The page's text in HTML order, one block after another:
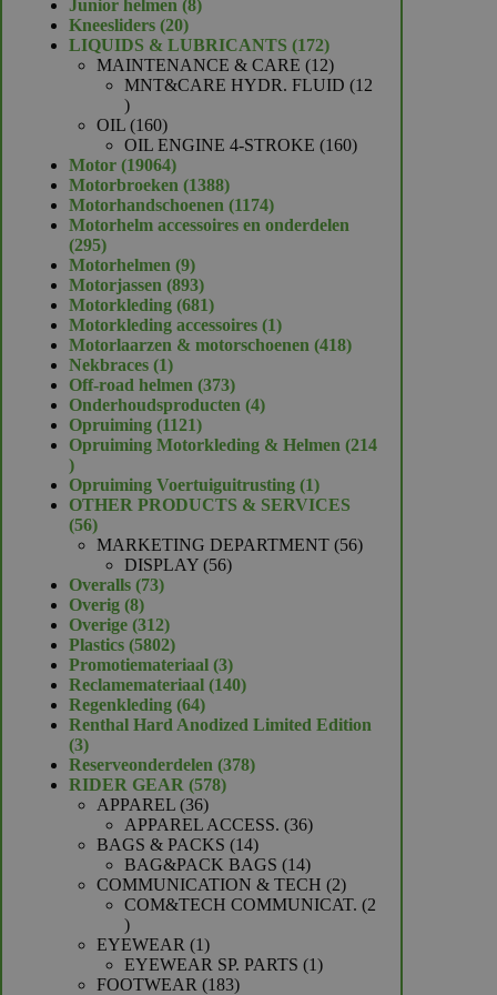
product
Junior helmen 88
Kneesliders 2020
producten
LIQUIDS & LUBRICANTS 172172
producten
MAINTENANCE & CARE 1212
producten
MNT&CARE HYDR. FLUID
12
12
producten
OIL 160160
producten
OIL ENGINE 4-STROKE 160160
Motor 1906419064
producten
Motorbroeken 13881388
producten
Motorhandschoenen 11741174
producten
Motorhelm accessoires en onderdelen
295295
producten
Motorhelmen 99
producten
Motorjassen 893893
producten
Motorkleding 681681
producten
Motorkleding accessoires 11
product
Motorlaarzen & motorschoenen 418418
Nekbraces 11
product
Off-road helmen 373373
producten
Onderhoudsproducten 44
Opruiming 11211121
producten
Opruiming Motorkleding & Helmen
214
214
producten
Opruiming Voertuiguitrusting 11
product
OTHER PRODUCTS & SERVICES
5656
producten
MARKETING DEPARTMENT 5656
DISPLAY 5656
Overalls 7373
Overig 88
producten
Overige 312312
producten
Plastics 58025802
producten
Promotiemateriaal 33
producten
Reclamemateriaal 140140
Regenkleding 6464
producten
Renthal Hard Anodized Limited Edition
33
producten
Reserveonderdelen 378378
RIDER GEAR 578578
APPAREL 3636
producten
APPAREL ACCESS. 3636
BAGS & PACKS 1414
producten
BAG&PACK BAGS 1414
producten
COMMUNICATION & TECH 22
producten
COM&TECH COMMUNICAT.
2
2
producten
EYEWEAR 11
product
EYEWEAR SP. PARTS 11
FOOTWEAR 183183